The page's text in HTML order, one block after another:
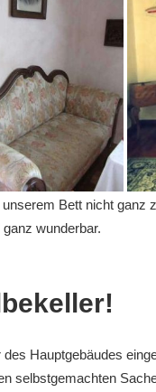
Bett nicht ganz
wunderbar.
Hauptgebäudes
selbstgemachten